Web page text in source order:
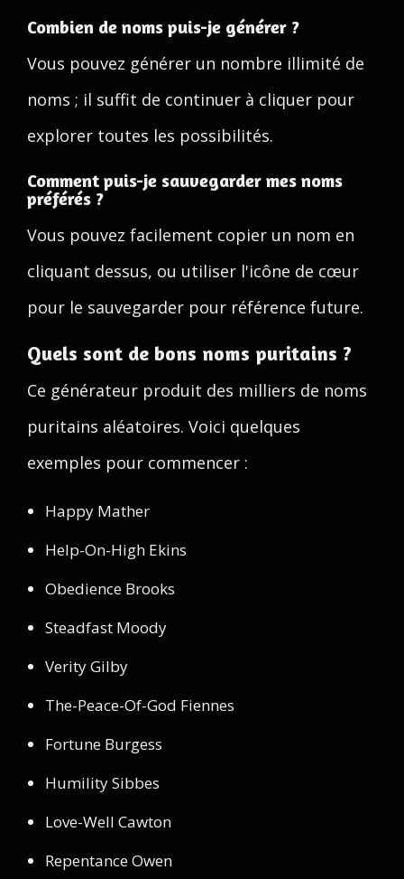
Combien de noms puis-je générer ?
Vous pouvez générer un nombre illimité de
noms ; il suffit de continuer à cliquer pour
explorer toutes les possibilités.
Comment puis-je sauvegarder mes noms
préférés ?
Vous pouvez facilement copier un nom en
cliquant dessus, ou utiliser l'icône de cœur
pour le sauvegarder pour référence future.
Quels sont de bons noms puritains ?
Ce générateur produit des milliers de noms
puritains aléatoires. Voici quelques
exemples pour commencer :
Happy Mather
Help-On-High Ekins
Obedience Brooks
Steadfast Moody
Verity Gilby
The-Peace-Of-God Fiennes
Fortune Burgess
Humility Sibbes
Love-Well Cawton
Repentance Owen